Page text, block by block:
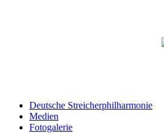
Deutsche Streicherphilharmonie
Medien
Fotogalerie